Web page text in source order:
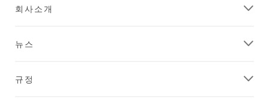
회사소개
뉴스
규정